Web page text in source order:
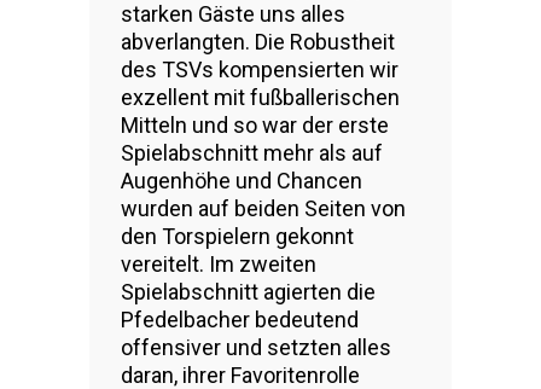
starken Gäste uns alles
abverlangten. Die Robustheit
des TSVs kompensierten wir
exzellent mit fußballerischen
Mitteln und so war der erste
Spielabschnitt mehr als auf
Augenhöhe und Chancen
wurden auf beiden Seiten von
den Torspielern gekonnt
vereitelt. Im zweiten
Spielabschnitt agierten die
Pfedelbacher bedeutend
offensiver und setzten alles
daran, ihrer Favoritenrolle